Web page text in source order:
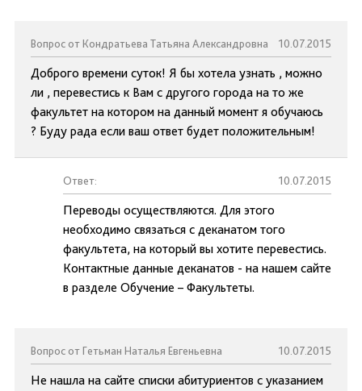
Вопрос от Кондратьева Татьяна Александровна 10.07.2015
Доброго времени суток! Я бы хотела узнать , можно
ли , перевестись к Вам с другого города на то же
факультет на котором на данный момент я обучаюсь
? Буду рада если ваш ответ будет положительным!
Ответ: 10.07.2015
Переводы осуществляются. Для этого
необходимо связаться с деканатом того
факультета, на который вы хотите перевестись.
Контактные данные деканатов - на нашем сайте
в разделе Обучение – Факультеты.
Вопрос от Гетьман Наталья Евгеньевна 10.07.2015
Не нашла на сайте списки абитуриентов с указанием